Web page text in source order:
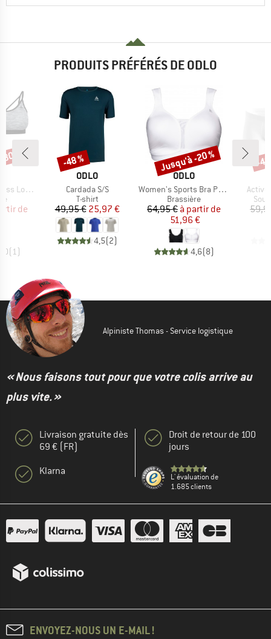
PRODUITS PRÉFÉRÉS DE ODLO
Sport Bra
réduit
de
(1)
%
MARQUE
ODLO
Article
Cardada S/S
Product group
T-shirt
Prix
49,95 €Prix réduit
25,97 €
4,5(2)
Remise
-48 %
MARQUE
ODLO
Article
Women's Sports Bra Padded High
Product group
Brassière
Prix
64,95 € Prix réduit
à partir de
51,96 €
4,6(8)
Remise
Jusqu'à -20 %
Article
Active
-
Alpiniste Thomas - Service logistique
« Nous faisons tout pour que votre colis arrive au
plus vite. »
Livraison gratuite dès
69 € (FR)
Klarna
Droit de retour de 100
jours
L' évaluation de
1.685 clients
ENVOYEZ-NOUS UN E-MAIL !